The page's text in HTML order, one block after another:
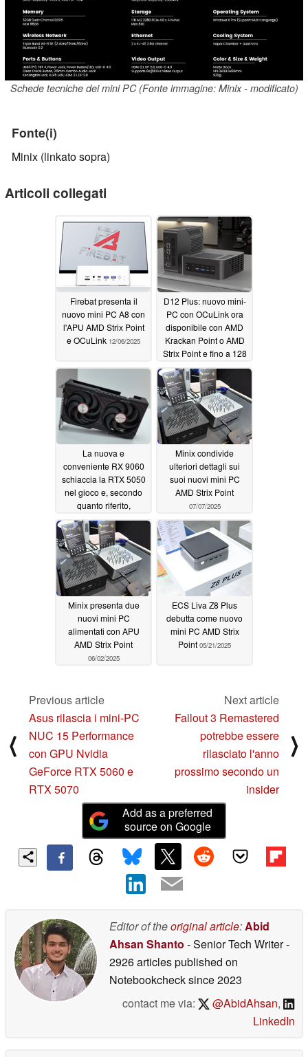
Schede tecniche dei mini PC (Fonte immagine: Minix - modificato)
Fonte(i)
Minix (linkato sopra)
Articoli collegati
Firebat presenta il
nuovo mini PC A8 con
l'APU AMD Strix Point
e OCuLink 12/06/2025
D12 Plus: nuovo mini-
PC con OCuLink ora
disponibile con AMD
Krackan Point o AMD
Strix Point e fino a 128
GB di RAM09/27/2025
La nuova e
conveniente RX 9060
schiaccia la RTX 5050
nel gioco e, secondo
quanto riferito,
eguaglia la RTX 5060
08/12/2025
Minix condivide
ulteriori dettagli sui
suoi nuovi mini PC
AMD Strix Point
07/07/2025
Minix presenta due
nuovi mini PC
alimentati con APU
AMD Strix Point
06/02/2025
ECS Liva Z8 Plus
debutta come nuovo
mini PC AMD Strix
Point 05/21/2025
⟨
Previous article
Asus rilascia i mini-PC
NUC 15 Performance
con GPU Nvidia
GeForce RTX 5060 e
RTX 5070
Next article
Fallout 3 Remastered
potrebbe essere
rilasciato l'anno
prossimo secondo un
insider
⟩
Add as a preferred
source on Google
Editor of theoriginal article:Abid
Ahsan Shanto - Senior Tech Writer-
2926 articles published on
Notebookchecksince 2023
contact me via:
@AbidAhsan,
LinkedIn